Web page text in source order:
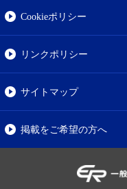
Cookieポリシー
リンクポリシー
サイトマップ
掲載をご希望の方へ